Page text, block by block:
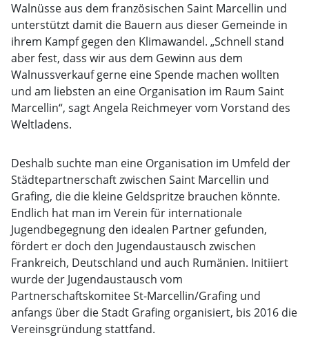
Walnüsse aus dem französischen Saint Marcellin und
unterstützt damit die Bauern aus dieser Gemeinde in
ihrem Kampf gegen den Klimawandel. „Schnell stand
aber fest, dass wir aus dem Gewinn aus dem
Walnussverkauf gerne eine Spende machen wollten
und am liebsten an eine Organisation im Raum Saint
Marcellin“, sagt Angela Reichmeyer vom Vorstand des
Weltladens.
Deshalb suchte man eine Organisation im Umfeld der
Städtepartnerschaft zwischen Saint Marcellin und
Grafing, die die kleine Geldspritze brauchen könnte.
Endlich hat man im Verein für internationale
Jugendbegegnung den idealen Partner gefunden,
fördert er doch den Jugendaustausch zwischen
Frankreich, Deutschland und auch Rumänien. Initiiert
wurde der Jugendaustausch vom
Partnerschaftskomitee St-Marcellin/Grafing und
anfangs über die Stadt Grafing organisiert, bis 2016 die
Vereinsgründung stattfand.